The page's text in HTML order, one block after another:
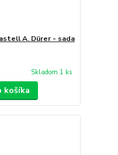
A. Dürer - sada
Skladom 1 ks
košíka